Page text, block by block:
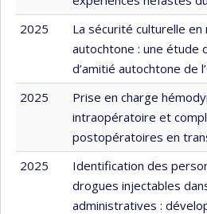
2025
La sécurité culturelle en
autochtone : une étude
d’amitié autochtone de
2025
Prise en charge
intraopératoire et
postopératoires en
2025
Identification des
drogues injectables
administratives :